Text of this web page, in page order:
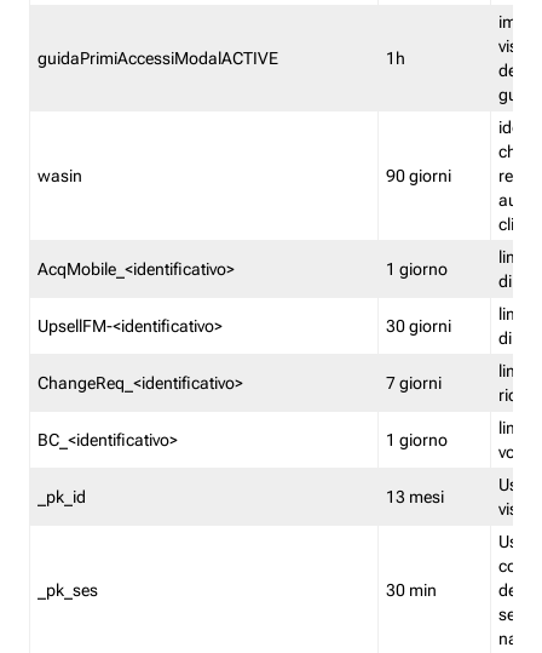
guidaPrimiAccessiModalACTIVE 1h
della
wasin 90 giorni
che
rete
clienti
AcqMobile_<identificativo> 1 giorno
limita
di
UpsellFM-<identificativo> 30 giorni
limita
di
ChangeReq_<identificativo> 7 giorni
limita
BC_<identificativo> 1 giorno
limita
_pk_id 13 mesi
_pk_ses 30 min